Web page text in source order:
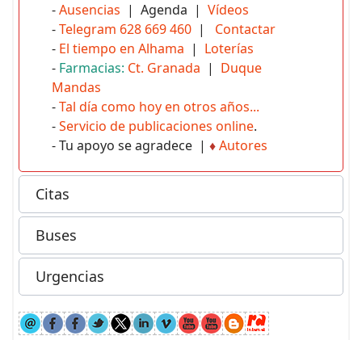
-Ausencias | Agenda | Vídeos
-Telegram 628 669 460 | Contactar
- El tiempo en Alhama | Loterías
- Farmacias: Ct. Granada | Duque
Mandas
-Tal día como hoy en otros años...
-Servicio de publicaciones online.
- Tu apoyo se agradece | ♦Autores
Citas
Buses
Urgencias